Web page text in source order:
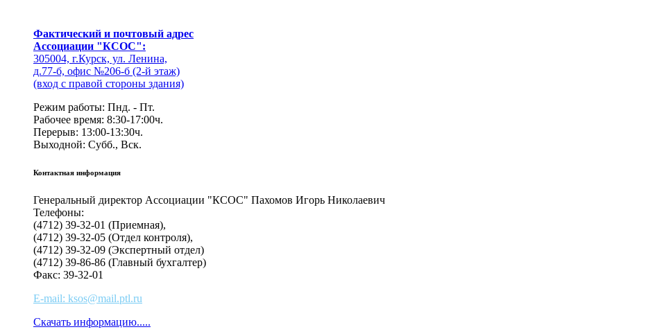
Фактический и почтовый адрес
Ассоциации "КСОС":
305004, г.Курск, ул. Ленина,
д.77-б, офис №206-б (2-й этаж)
(вход с правой стороны здания)
Режим работы: Пнд. - Пт.
Рабочее время: 8:30-17:00ч.
Перерыв: 13:00-13:30ч.
Выходной: Субб., Вск.
Контактная информация
Генеральный директор Ассоциации "КСОС" Пахомов Игорь Николаевич
Телефоны:
(4712) 39-32-01 (Приемная),
(4712) 39-32-05 (Отдел контроля),
(4712) 39-32-09 (Экспертный отдел)
(4712) 39-86-86 (Главный бухгалтер)
Факс: 39-32-01
E-mail: ksos@mail.ptl.ru
Скачать информацию.....